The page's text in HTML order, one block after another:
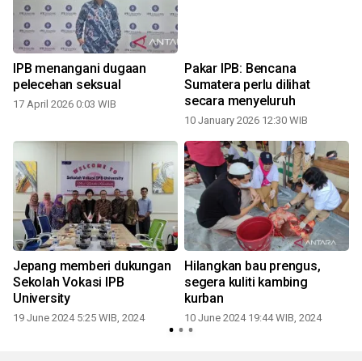
IPB menangani dugaan
pelecehan seksual
17 April 2026 0:03 WIB
Pakar IPB: Bencana
Sumatera perlu dilihat
secara menyeluruh
10 January 2026 12:30 WIB
Jepang memberi dukungan
Sekolah Vokasi IPB
University
19 June 2024 5:25 WIB, 2024
Hilangkan bau prengus,
segera kuliti kambing
kurban
10 June 2024 19:44 WIB, 2024